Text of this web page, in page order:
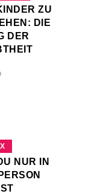
ZU
DIE
DER
NUR IN